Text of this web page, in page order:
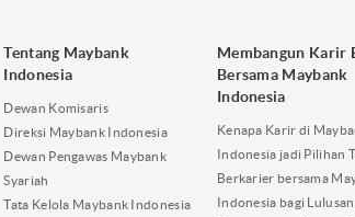
Tentang Maybank
Indonesia
Dewan Komisaris
Direksi Maybank Indonesia
Dewan Pengawas Maybank
Syariah
Tata Kelola Maybank Indonesia
Membangun Karir
Bersama Maybank
Indonesia
Kenapa Karir di
Indonesia jadi Pilihan
Berkarier bersama
Indonesia bagi